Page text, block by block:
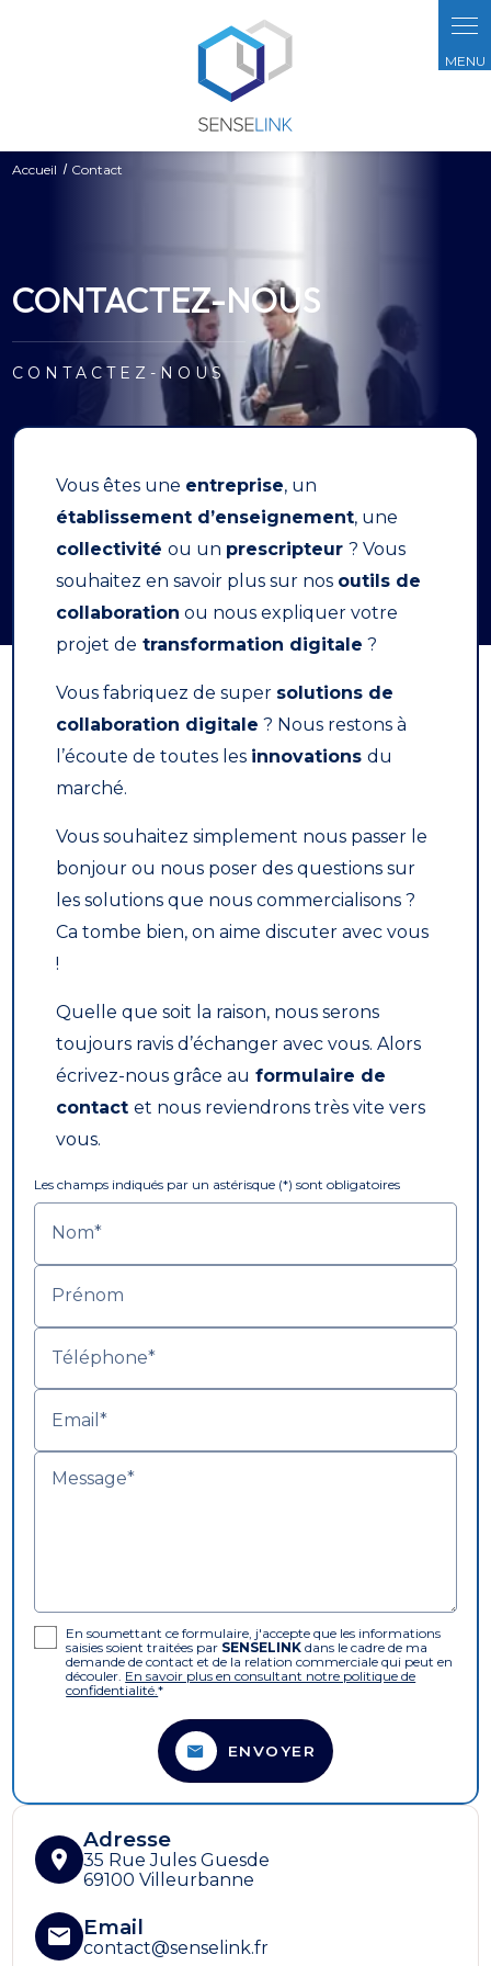
Accueil Contact
CONTACTEZ-NOUS
CONTACTEZ-NOUS
Vous êtes une entreprise, un
établissement d’enseignement, une
collectivitéou un prescripteur? Vous
souhaitez en savoir plus sur nos outils de
collaboration ou nous expliquer votre
projet de transformation digitale ?
Vous fabriquez de super solutions de
collaboration digitale ? Nous restons à
l’écoute de toutes les innovationsdu
marché.
Vous souhaitez simplement nous passer le
bonjour ou nous poser des questions sur
les solutions que nous commercialisons ?
Ca tombe bien, on aime discuter avec vous
!
Quelle que soit la raison, nous serons
toujours ravis d’échanger avec vous. Alors
écrivez-nous grâce au formulaire de
contactet nous reviendrons très vite vers
vous.
Les champs indiqués par un astérisque (*) sont obligatoires
Nom*
Prénom
Téléphone*
Email*
Message*
En soumettant ce formulaire, j'accepte que les informations
saisies soient traitées par SENSELINK dans le cadre de ma
demande de contact et de la relation commerciale qui peut en
découler. En savoir plus en consultant notre politique de
confidentialité.*
ENVOYER
location_on
Adresse
35 Rue Jules Guesde
69100 Villeurbanne
email Email
contact@senselink.fr